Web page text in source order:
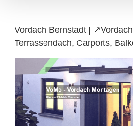
Vordach Bernstadt |
Terrassendach, Carports,